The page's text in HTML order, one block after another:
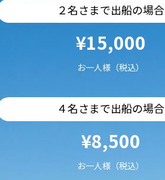
２名さまで出船の場合
¥15,000
お一人様（税込）
４名さまで出船の場合
¥8,500
お一人様（税込）